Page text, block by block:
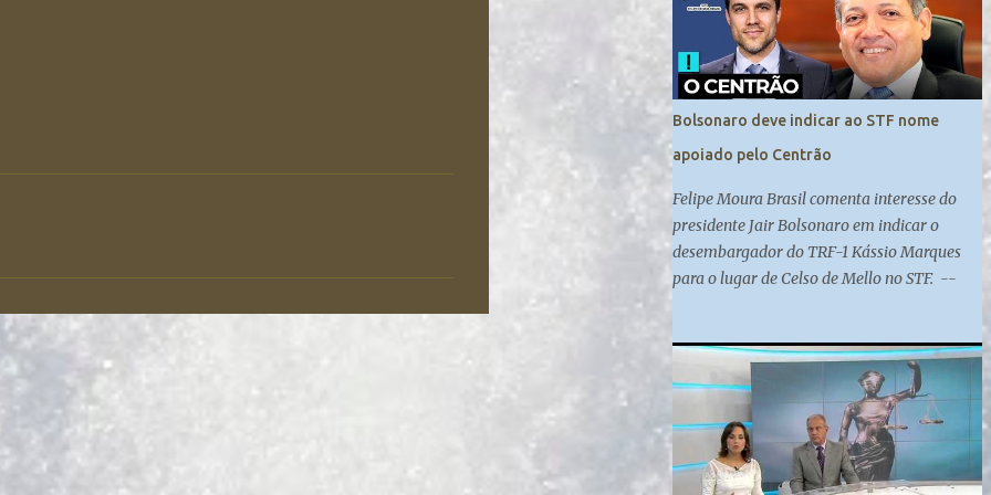
Lacsko e Josias de Souza analisam
#UOLNewsManhã #Corte
Bolsonaro deve indicar ao STF nome
apoiado pelo Centrão
Felipe Moura Brasil comenta interesse do
presidente Jair Bolsonaro em indicar o
desembargador do TRF-1 Kássio Marques
para o lugar de Celso de Mello no STF. --